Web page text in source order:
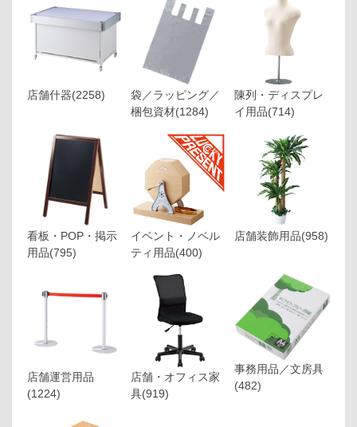
店舗什器(2258)
袋／ラッピング／
梱包資材(1284)
陳列・ディスプレ
イ用品(714)
看板・POP・掲示
用品(795)
イベント・ノベル
ティ用品(400)
店舗装飾用品(958)
店舗運営用品
(1224)
店舗・オフィス家
具(919)
事務用品／文房具
(482)